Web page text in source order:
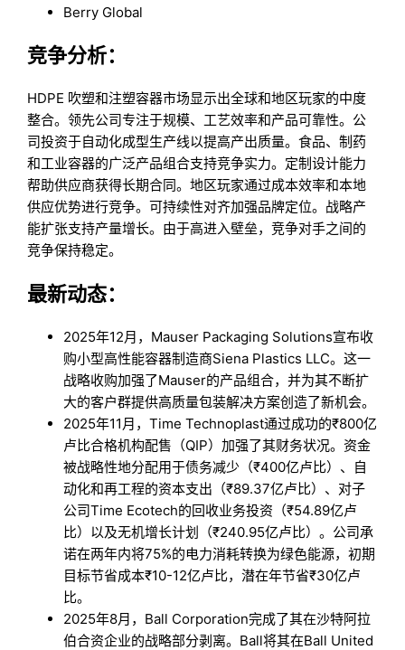
Berry Global
竞争分析：
HDPE 吹塑和注塑容器市场显示出全球和地区玩家的中度
整合。领先公司专注于规模、工艺效率和产品可靠性。公
司投资于自动化成型生产线以提高产出质量。食品、制药
和工业容器的广泛产品组合支持竞争实力。定制设计能力
帮助供应商获得长期合同。地区玩家通过成本效率和本地
供应优势进行竞争。可持续性对齐加强品牌定位。战略产
能扩张支持产量增长。由于高进入壁垒，竞争对手之间的
竞争保持稳定。
最新动态：
2025年12月，Mauser Packaging Solutions宣布收
购小型高性能容器制造商Siena Plastics LLC。这一
战略收购加强了Mauser的产品组合，并为其不断扩
大的客户群提供高质量包装解决方案创造了新机会。
2025年11月，Time Technoplast通过成功的₹800亿
卢比合格机构配售（QIP）加强了其财务状况。资金
被战略性地分配用于债务减少（₹400亿卢比）、自
动化和再工程的资本支出（₹89.37亿卢比）、对子
公司Time Ecotech的回收业务投资（₹54.89亿卢
比）以及无机增长计划（₹240.95亿卢比）。公司承
诺在两年内将75%的电力消耗转换为绿色能源，初期
目标节省成本₹10-12亿卢比，潜在年节省₹30亿卢
比。
2025年8月，Ball Corporation完成了其在沙特阿拉
伯合资企业的战略部分剥离。Ball将其在Ball United